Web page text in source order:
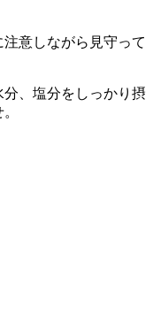
意しながら見守って
、塩分をしっかり摂